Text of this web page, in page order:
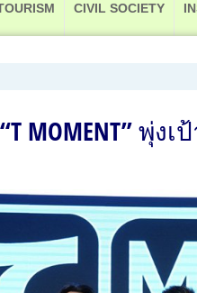
CIVIL SOCIETY
MOMENT” พุ่ง